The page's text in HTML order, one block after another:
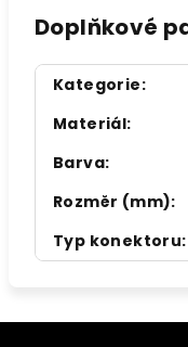
Doplňkové
Kategorie:
Materiál:
Barva:
Rozměr (mm):
Typ konektoru: